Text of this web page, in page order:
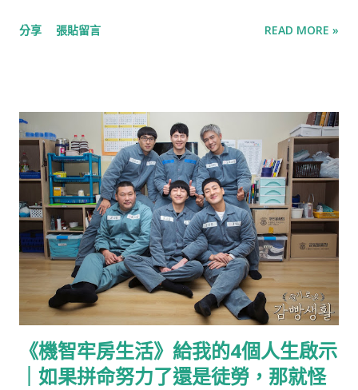
湯較合口味。 主廚湯品-法式田園雞肉濃湯 秋冬新菜單中新品項
搭配蔬菜清湯，是三款主廚湯品中最清爽的一道。 嚴選沙拉-煙
燻鮭魚乳酪沙拉 以煙燻鮭魚與莓果乳酪堆疊成蛋糕一般的視...
後就出發。 在清晨的六點到達釜山，才下飛機就被長長的人龍擋
用文藝復興的山邊小村 從札嘎其站搭上往山邊開的社區巴士西區
2(서구2)或西區2-2(서구2-2)往甘川洞文化村，才開到山腰處便能
看見山城聚落那群層層堆疊的彩色積木屋。 藝術與生活共存是甘
川洞文化村最大的特色，也是他最迷人的地方，你不會知道在下
一個轉角拐了彎，是不是就拐進尋常人家的曬衣場，不小心就闖
入別人的日常裡。 說起來這座帶點童話色彩的彩色山城，其實曾
是釜山的難民村，人口密度過高且生活不便，日常採買也非得走
過長長的山路下山。 這裡的屋房大多建於1950年代的韓戰時期，
為當時流離失所的難民以簡易的建材所搭建，還沒有而今俏麗的
姿態，直到2009年的整建才終於改頭換面，成為而今的彩色積木
屋。 Info: https://www.gamcheon.or.kr/ 第一次在電視節目
看到甘川洞文化村，立即被其繽紛的色彩吸引，卻想著自己應該
分享 張貼留言 READ MORE »
《機智牢房生活》給我的4個人生啟示
｜如果拼命努力了還是徒勞，那就怪